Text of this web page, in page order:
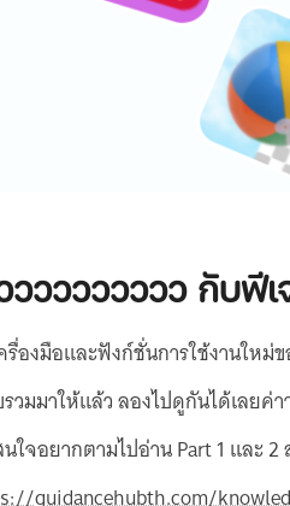
วววววววว กับฟีเ
รื่องมือและฟังก์ชั่นการใช้งานใหม่
วมมาให้แล้ว ลองไปดูกันได้เลยค่า
ใจอยากตามไปอ่าน Part 1 และ
guidancehubth.com/